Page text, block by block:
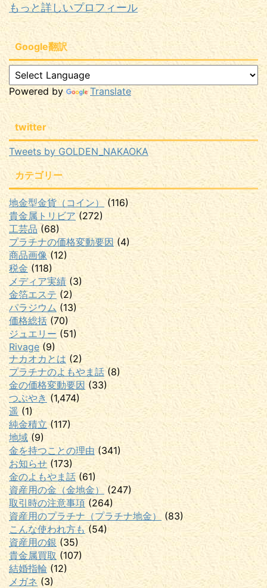
もっと詳しいプロフィール
Google翻訳
Powered by Translate
twitter
Tweets by GOLDEN_NAKAOKA
カテゴリー
地金型金貨（コイン） (116)
貴金属トリビア(272)
工芸品 (68)
プラチナの価格変動要因 (4)
商品画像(12)
税金 (118)
メディア実績 (3)
金箔エステ (2)
パラジウム(13)
価格総括 (70)
ジュエリー (51)
Rivage (9)
ナカオカとは (2)
プラチナのよもやま話(8)
金の価格変動要因 (33)
つぶやき (1,474)
遥 (1)
純金積立(117)
地域 (9)
金を持つことの理由 (341)
お知らせ (173)
金のよもやま話 (61)
資産用の金（金地金）
(247)
取引時の注意事項 (264)
資産用のプラチナ（プラチナ地金）
(83)
こんな使われ方も (54)
資産用の銀 (35)
貴金属買取 (107)
結婚指輪 (12)
メガネ (3)